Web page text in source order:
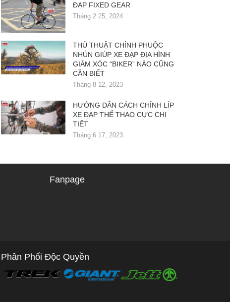
ĐẠP FIXED GEAR
Tháng 2 25, 2024
THỦ THUẬT CHỈNH PHUỘC
NHÚN GIÚP XE ĐẠP ĐỊA HÌNH
GIẢM XÓC “BIKER” NÀO CŨNG
CẦN BIẾT
Tháng 8 12, 2023
HƯỚNG DẪN CÁCH CHỈNH LÍP
XE ĐẠP THỂ THAO CỰC CHI
TIẾT
Tháng 6 17, 2023
Fanpage
Phân Phối Độc Quyền